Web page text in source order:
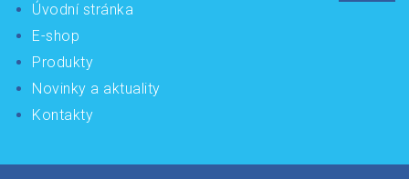
Úvodní stránka
E-shop
Produkty
Novinky a aktuality
Kontakty